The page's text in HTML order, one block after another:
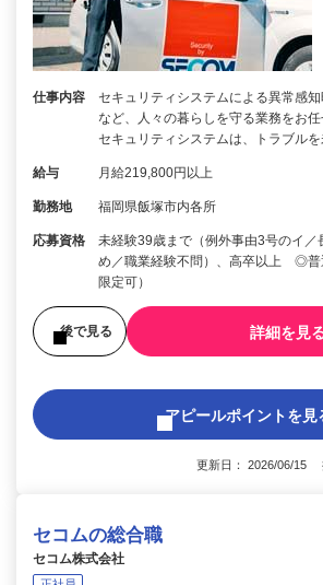
仕事内容
セキュリティシステムによる異常感
など、人々の暮らしを守る業務をお
セキュリティシステムは、トラブル
給与 月給219,800円以上
勤務地 福岡県飯塚市内各所
応募資格
未経験39歳まで（例外事由3号のイ／
め／職業経験不問）、高卒以上 ◎普
限定可）
後で見る 詳細を見
アピールポイントを見
更新日： 2026/06/15
セコムの総合職
セコム株式会社